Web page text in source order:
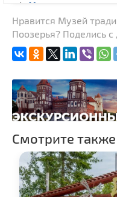
Музеи
Памятники природы
Родовые усадьбы
Памятники
Памятники
Памятники
Монастыри
Костелы
Кирхи
Нравится Музей
Поозерья? Поделись с
Смотрите также